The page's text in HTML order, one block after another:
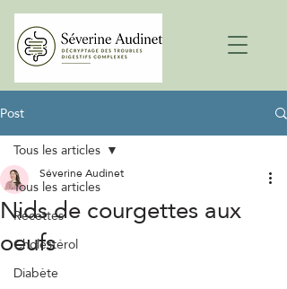
Post
Tous les articles
Recettes
Cholestérol
Diabète
Tous les articles
Nids de courgettes aux
oeufs
Séverine Audinet